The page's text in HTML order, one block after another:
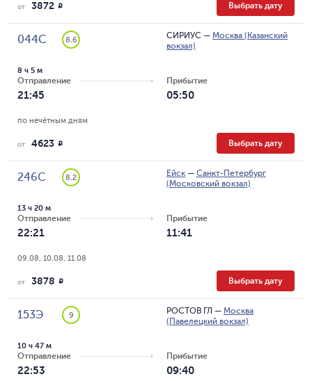
от 3872 R Выбрать дату
044С 8.6 СИРИУС — Москва (Казанский
вокзал)
Отправление
21:45
8 ч 5 м
Прибытие
05:50
по нечётным дням
от 4623 R Выбрать дату
246С 8.2 Ейск — Санкт-Петербург
(Московский вокзал)
Отправление
22:21
13 ч 20 м
Прибытие
11:41
09.08, 10.08, 11.08
от 3878 R Выбрать дату
153Э 9 РОСТОВ ГЛ — Москва
(Павелецкий вокзал)
Отправление
22:53
10 ч 47 м
Прибытие
09:40